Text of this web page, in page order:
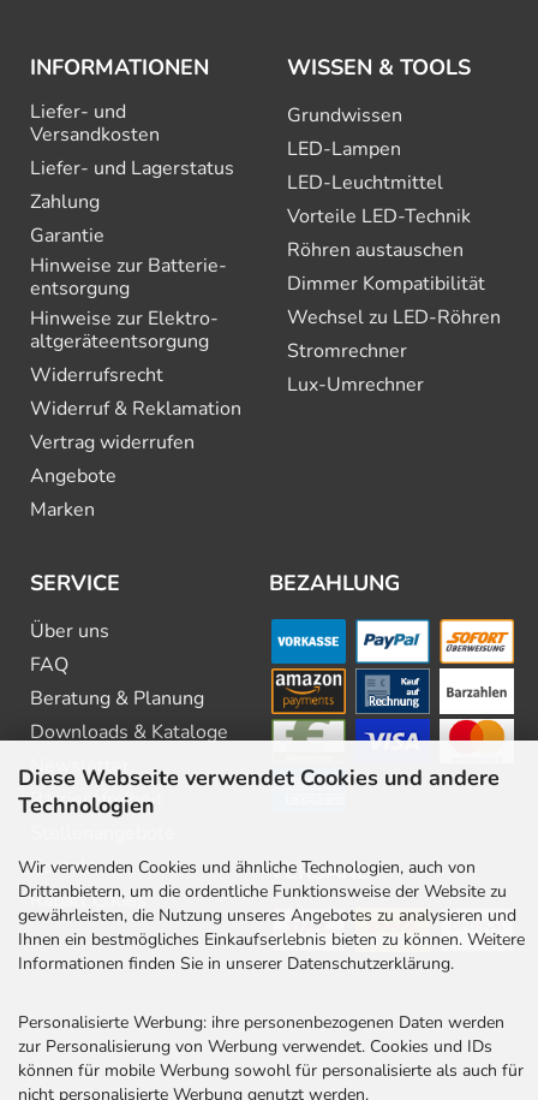
Diese Webseite verwendet Cookies und andere
Technologien
Wir verwenden Cookies und ähnliche Technologien, auch von
Drittanbietern, um die ordentliche Funktionsweise der Website zu
gewährleisten, die Nutzung unseres Angebotes zu analysieren und
Ihnen ein bestmögliches Einkaufserlebnis bieten zu können. Weitere
Informationen finden Sie in unserer Datenschutzerklärung.
Personalisierte Werbung: ihre personenbezogenen Daten werden
zur Personalisierung von Werbung verwendet. Cookies und IDs
können für mobile Werbung sowohl für personalisierte als auch für
nicht personalisierte Werbung genutzt werden.
INFORMATIONEN
Liefer- und
Versandkosten
Liefer- und Lagerstatus
Zahlung
Garantie
Hinweise zur Batterie­
entsorgung
Hinweise zur Elektro­
altgeräte­entsorgung
Widerrufsrecht
Widerruf & Reklamation
Vertrag widerrufen
Angebote
Marken
WISSEN & TOOLS
Grundwissen
LED-Lampen
LED-Leuchtmittel
Vorteile LED-Technik
Röhren austauschen
Dimmer Kompatibilität
Wechsel zu LED-Röhren
Stromrechner
Lux-Umrechner
SERVICE
Über uns
FAQ
Beratung & Planung
Downloads & Kataloge
Newsletter
Barrierefreiheit
Kontakt
Rabatt Codes
BEZAHLUNG
VERSAND